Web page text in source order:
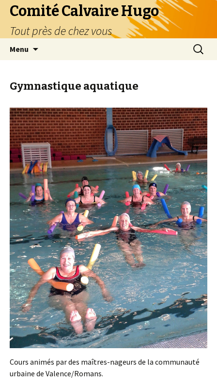
Comité Calvaire Hugo
Tout près de chez vous
Menu
Gymnastique aquatique
Cours animés par des maîtres-nageurs de la communauté
urbaine de Valence/Romans.